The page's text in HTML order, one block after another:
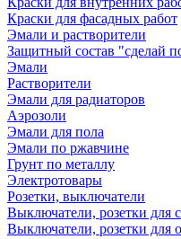
Краски для фасадных работ
Эмали и растворители
Защитный состав "сделай
Эмали
Растворители
Эмали для радиаторов
Аэрозоли
Эмали для пола
Эмали по ржавчине
Грунт по металлу
Электротовары
Розетки, выключатели
Выключатели, розетки для
Выключатели, розетки для